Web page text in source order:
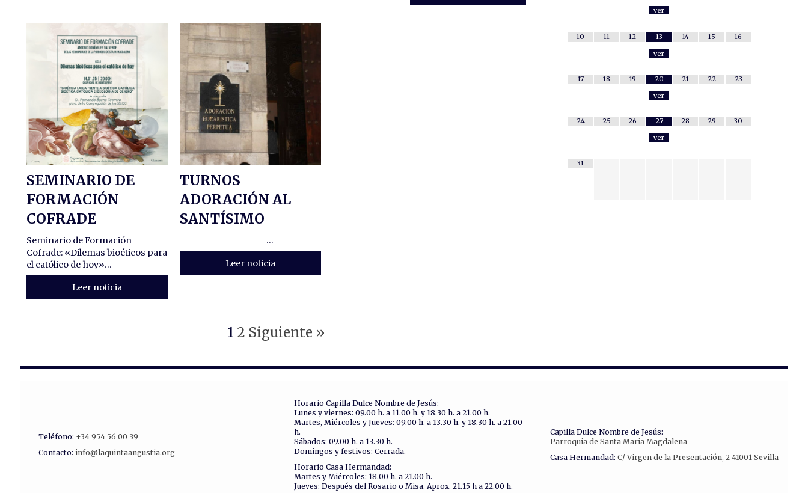
SEMINARIO DE
FORMACIÓN
COFRADE
Seminario de Formación
Cofrade: «Dilemas bioéticos para
el católico de hoy»...
Leer noticia
TURNOS
ADORACIÓN AL
SANTÍSIMO
...
Leer noticia
1 2 Siguiente »
ver
10 11 12
13
ver
14 15 16
17 18 19
20
ver
21 22 23
24 25 26
27
ver
28 29 30
31
Teléfono: +34 954 56 00 39
Contacto: info@laquintaangustia.org
Horario Capilla Dulce Nombre de Jesús:
Lunes y viernes: 09.00 h. a 11.00 h. y 18.30 h. a 21.00 h.
Martes, Miércoles y Jueves: 09.00 h. a 13.30 h. y 18.30 h. a 21.00
h.
Sábados: 09.00 h. a 13.30 h.
Domingos y festivos: Cerrada.
Horario Casa Hermandad:
Martes y Miércoles: 18.00 h. a 21.00 h.
Jueves: Después del Rosario o Misa. Aprox. 21.15 h a 22.00 h.
Capilla Dulce Nombre de Jesús:
Parroquia de Santa Maria Magdalena
Casa Hermandad: C/ Virgen de la Presentación, 2 41001 Sevilla